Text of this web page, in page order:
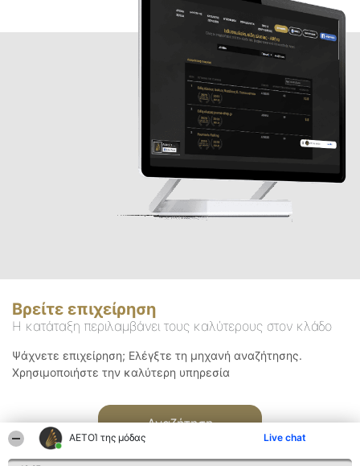
ΑΕΤΟΊ της μόδας Live chat
Βρείτε επιχείρηση
Η κατάταξη περιλαμβάνει τους καλύτερους στον κλάδο
Ψάχνετε επιχείρηση; Ελέγξτε τη μηχανή αναζήτησης.
Χρησιμοποιήστε την καλύτερη υπηρεσία
Αναζήτηση